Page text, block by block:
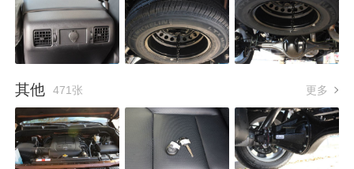
其他 471张 更多